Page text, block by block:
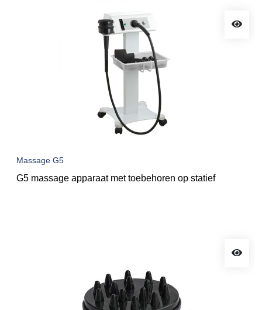
Massage G5
G5 massage apparaat met toebehoren op statief